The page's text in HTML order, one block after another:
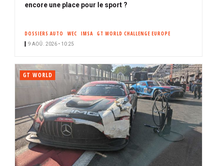
encore une place pour le sport ?
DOSSIERS AUTO WEC IMSA GT WORLD CHALLENGE EUROPE
9 AOÛ. 2026 • 10:25
GT WORLD